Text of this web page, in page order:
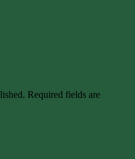
Required fields are